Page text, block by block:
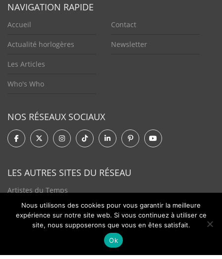
NAVIGATION RAPIDE
Accueil
Actualité horlogères
Les Articles
Who's Who
Contact
Newsletter
NOS RÉSEAUX SOCIAUX
LES AUTRES SITES DU RÉSEAU
Artistes du Temps
Tendances Plurielles
Nous utilisons des cookies pour vous garantir la meilleure
expérience sur notre site web. Si vous continuez à utiliser ce
site, nous supposerons que vous en êtes satisfait.
Ok